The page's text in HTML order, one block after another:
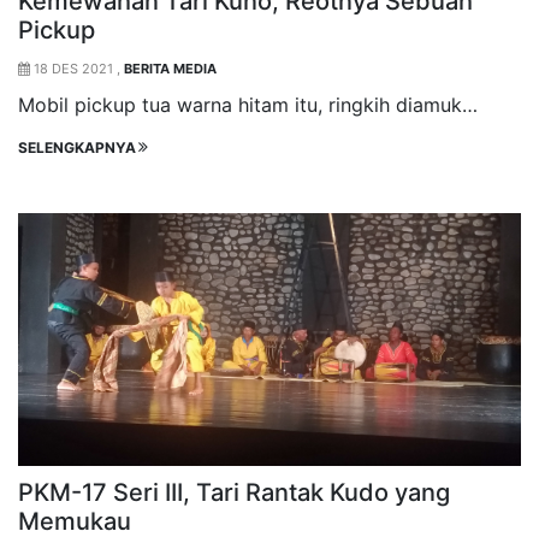
Pickup
18 DES 2021 , BERITA MEDIA
Mobil pickup tua warna hitam itu, ringkih diamuk…
SELENGKAPNYA
PKM-17 Seri III, Tari Rantak Kudo yang
Memukau